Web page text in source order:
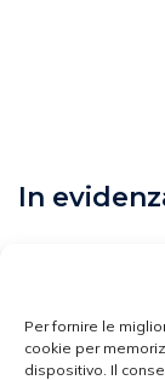
Per fornire le
cookie per
dispositivo. Il
In
Volley